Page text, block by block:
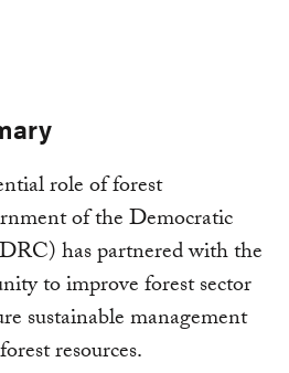
role of forest
of the Democratic
has partnered with the
to improve forest sector
sustainable management
resources.